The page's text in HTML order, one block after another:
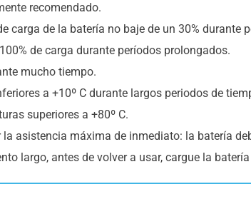
recomendado.
carga de la batería no baje de un 30% durante
de carga durante períodos prolongados.
mucho tiempo.
a +10º C durante largos periodos de
superiores a +80º C.
asistencia máxima de inmediato: la batería
largo, antes de volver a usar, cargue la